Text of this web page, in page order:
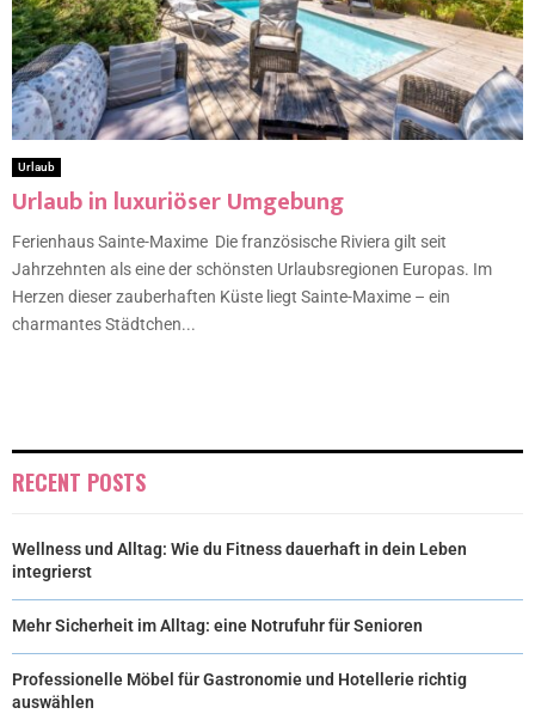
Urlaub
Urlaub in luxuriöser Umgebung
Ferienhaus Sainte-Maxime Die französische Riviera gilt seit
Jahrzehnten als eine der schönsten Urlaubsregionen Europas. Im
Herzen dieser zauberhaften Küste liegt Sainte-Maxime – ein
charmantes Städtchen...
RECENT POSTS
Wellness und Alltag: Wie du Fitness dauerhaft in dein Leben
integrierst
Mehr Sicherheit im Alltag: eine Notrufuhr für Senioren
Professionelle Möbel für Gastronomie und Hotellerie richtig
auswählen